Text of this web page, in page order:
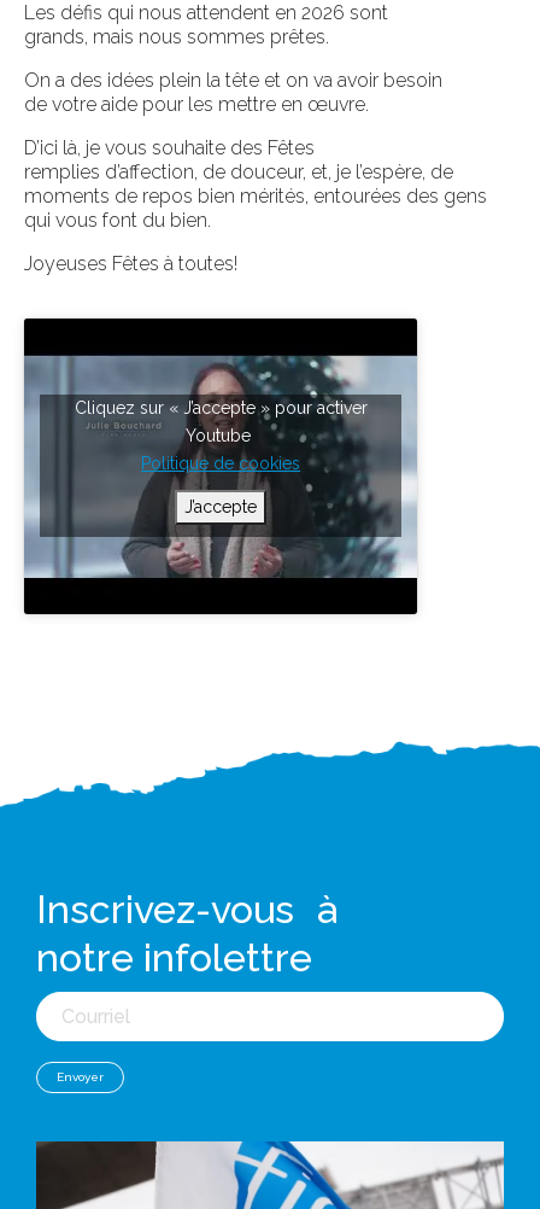
Les défis qui nous attendent en 2026 sont
grands, mais nous sommes prêtes.
On a des idées plein la tête et on va avoir besoin
de votre aide pour les mettre en œuvre.
D’ici là, je vous souhaite des Fêtes
remplies d’affection, de douceur, et, je l’espère, de
moments de repos bien mérités, entourées des gens
qui vous font du bien.
Joyeuses Fêtes à toutes!
Cliquez sur « J’accepte » pour activer
Youtube
Politique de cookies
J’accepte
Inscrivez-vous à
notre infolettre
Courriel
Envoyer